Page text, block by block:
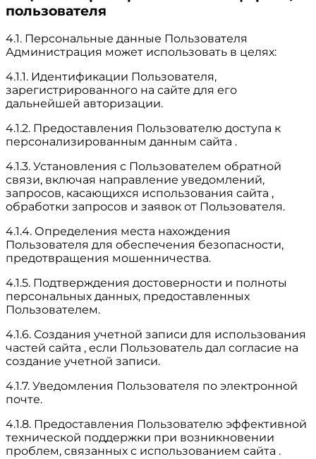
пользователя
4.1. Персональные данные Пользователя
Администрация может использовать в целях:
4.1.1. Идентификации Пользователя,
зарегистрированного на сайте для его
дальнейшей авторизации.
4.1.2. Предоставления Пользователю доступа к
персонализированным данным сайта .
4.1.3. Установления с Пользователем обратной
связи, включая направление уведомлений,
запросов, касающихся использования сайта ,
обработки запросов и заявок от Пользователя.
4.1.4. Определения места нахождения
Пользователя для обеспечения безопасности,
предотвращения мошенничества.
4.1.5. Подтверждения достоверности и полноты
персональных данных, предоставленных
Пользователем.
4.1.6. Создания учетной записи для использования
частей сайта , если Пользователь дал согласие на
создание учетной записи.
4.1.7. Уведомления Пользователя по электронной
почте.
4.1.8. Предоставления Пользователю эффективной
технической поддержки при возникновении
проблем, связанных с использованием сайта .